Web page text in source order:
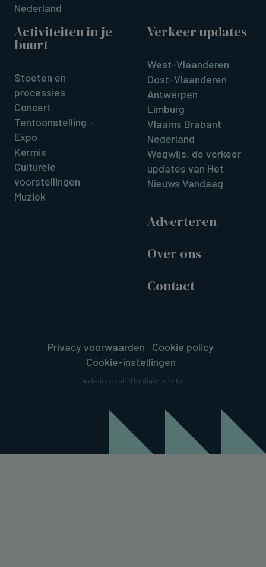
Nederland
Activiteiten in je
buurt
Stoeten en
processies
Concert
Tentoonstelling -
Expo
Kermis
Culturele
voorstellingen
Muziek
Verkeer updates
West-Vlaanderen
Oost-Vlaanderen
Antwerpen
Limburg
Vlaams Brabant
Nederland
Wegwijs, de verkeer
updates van Het
Nieuws Vandaag
Adverteren
Over ons
Contact
Privacy voorwaarden
Cookie policy
Cookie-instellingen
website created by digicreate.be